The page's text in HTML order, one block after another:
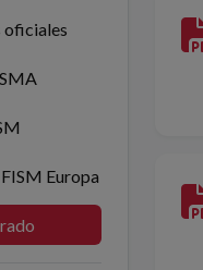
oficiales
Europa